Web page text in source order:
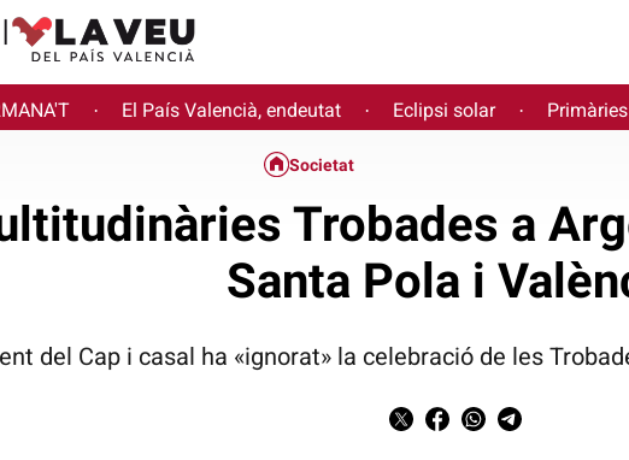
· El País Valencià, endeutat · Eclipsi solar ·
Societat
Trobades a
Santa Pola i
del Cap i casal ha «ignorat» la celebració de les